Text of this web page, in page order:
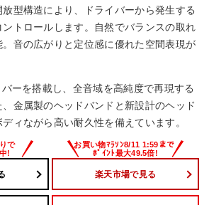
型構造により、ドライバーから発生する
トロールします。自然でバランスの取れ
音の広がりと定位感に優れた空間表現が
ーを搭載し、全音域を高純度で再現する
金属製のヘッドバンドと新設計のヘッド
ィながら高い耐久性を備えています。
楽天市場で見る